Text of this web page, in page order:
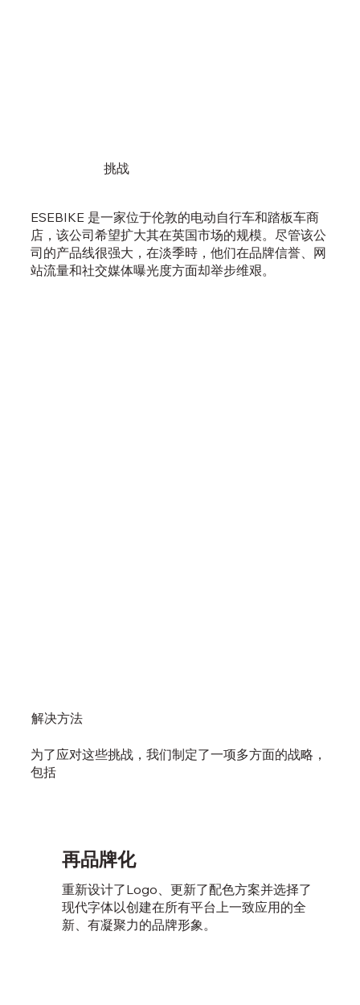
ESEBIKE 是一家位于伦敦的电动自行车和踏板车商
店，该公司希望扩大其在英国市场的规模。尽管该公
司的产品线很强大，在淡季時，他们在品牌信誉、网
站流量和社交媒体曝光度方面却举步维艰。
挑战
解决方法
为了应对这些挑战，我们制定了一项多方面的战略，
包括
再品牌化
重新设计了Logo、更新了配色方案并选择了
现代字体以创建在所有平台上一致应用的全
新、有凝聚力的品牌形象。